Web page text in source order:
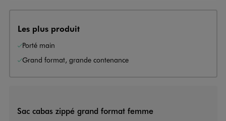
Les plus produit
Porté main
Grand format, grande contenance
Sac cabas zippé grand format femme